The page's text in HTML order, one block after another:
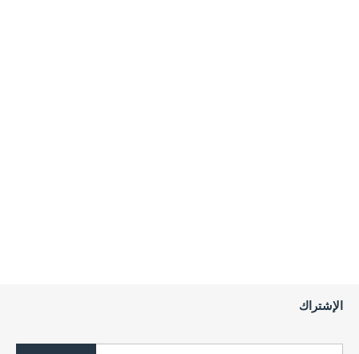
الإشتراك